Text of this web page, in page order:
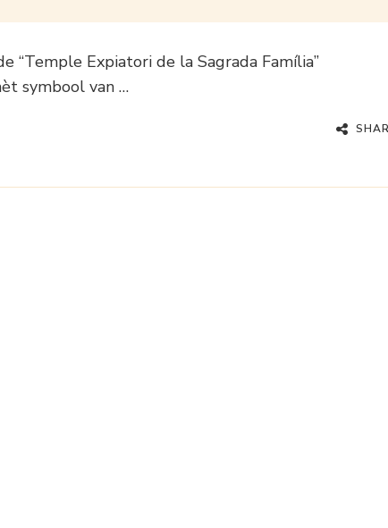
“Temple Expiatori de la Sagrada Família”
symbool van …